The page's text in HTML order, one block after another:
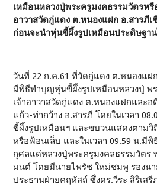
เหมือนหลวงปู่พระครูมงคธรรมวัตรหรื
อาวาสวัดกู่แดง ต.หนองแฝก อ.สารภี
ก่อนจะนำหุ่นขี้ผึ้งรูปเหมือนประดิษฐา
วันที่ 22 ก.ค.61 ที่วัดกู่แดง ต.หนองแฝ
มีพิธีทำบุญหุ่นขี้ผึ้งรูปเหมือนหลวงปู่ พ
เจ้าอาวาสวัดกู่แดง ต.หนองแฝกและ
แก้ว-ท่ากว้าง อ.สารภี โดยในเวลา
ขี้ผึ้งรูปเหมือนฯ และขบวนแสดงตามวิ
หรือฟ้อนเล็บ และในเวลา 09.59 น.
กุศลแด่หลวงปู่พระครูมงคลธรรมวัตร
มนต์ โดยมีนายไพรัช ใหม่ชมพู รองนา
ประธานฝ่ายคฤหัสถ์ ซึ่งดร.วีระ สิริเส